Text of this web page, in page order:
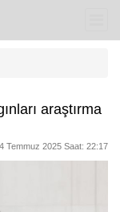
araştırma
4 Temmuz 2025 Saat: 22:17